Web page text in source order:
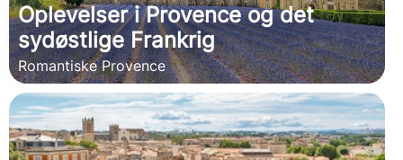
Oplevelser i Provence og det
sydøstlige Frankrig
Romantiske Provence